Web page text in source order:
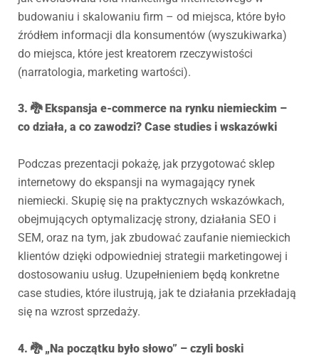
budowaniu i skalowaniu firm – od miejsca, które było
źródłem informacji dla konsumentów (wyszukiwarka)
do miejsca, które jest kreatorem rzeczywistości
(narratologia, marketing wartości).
3. 🐉 Ekspansja e-commerce na rynku niemieckim –
co działa, a co zawodzi? Case studies i wskazówki
Podczas prezentacji pokażę, jak przygotować sklep
internetowy do ekspansji na wymagający rynek
niemiecki. Skupię się na praktycznych wskazówkach,
obejmujących optymalizację strony, działania SEO i
SEM, oraz na tym, jak zbudować zaufanie niemieckich
klientów dzięki odpowiedniej strategii marketingowej i
dostosowaniu usług. Uzupełnieniem będą konkretne
case studies, które ilustrują, jak te działania przekładają
się na wzrost sprzedaży.
4. 🐉 „Na początku było słowo” – czyli boski